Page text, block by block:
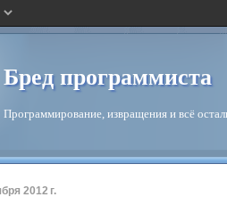
Бред программиста
Программирование, извращения и всё
2012 г.